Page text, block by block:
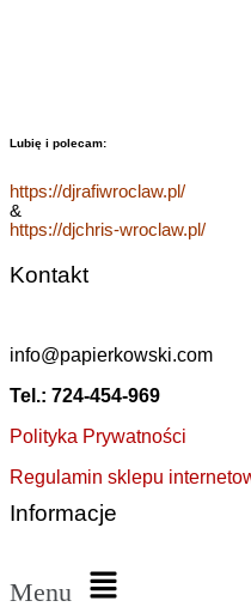
Lubię i polecam:
https://djrafiwroclaw.pl/
&
https://djchris-wroclaw.pl/
Kontakt
info@papierkowski.com
Tel.: 724-454-969
Polityka Prywatności
Regulamin sklepu
Informacje
Menu